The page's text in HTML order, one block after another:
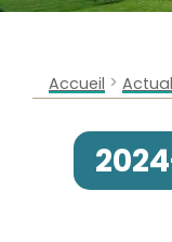
Accueil >